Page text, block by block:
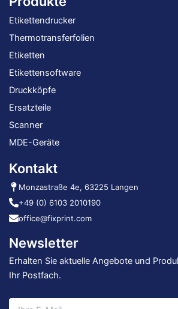
Etikettendrucker
Thermotransferfolien
Etiketten
Etikettensoftware
Druckköpfe
Ersatzteile
Scanner
MDE-Geräte
Kontakt
Monzastraße 4e, 63225 Langen
+49 (0) 6103 2010190
office@fixprint.com
Newsletter
Erhalten Sie aktuelle Angebote und
Ihr Postfach.